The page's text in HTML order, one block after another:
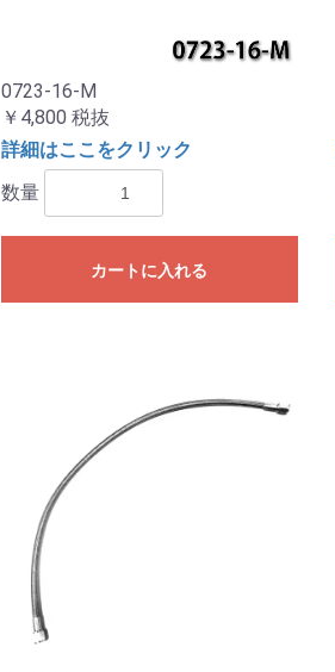
0723-16-M
￥4,800 税抜
詳細はここをクリック
数量
カートに入れる